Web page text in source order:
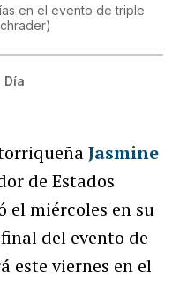
en el evento de triple
)
Día
Jasmine
de Estados
el miércoles en su
del evento de
este viernes en el